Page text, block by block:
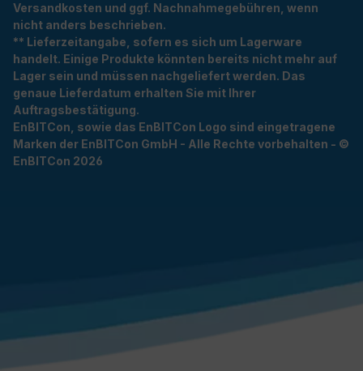
Versandkosten und ggf. Nachnahmegebühren, wenn
nicht anders beschrieben.
** Lieferzeitangabe, sofern es sich um Lagerware
handelt. Einige Produkte könnten bereits nicht mehr auf
Lager sein und müssen nachgeliefert werden. Das
genaue Lieferdatum erhalten Sie mit Ihrer
Auftragsbestätigung.
EnBITCon, sowie das EnBITCon Logo sind eingetragene
Marken der EnBITCon GmbH - Alle Rechte vorbehalten - ©
EnBITCon 2026